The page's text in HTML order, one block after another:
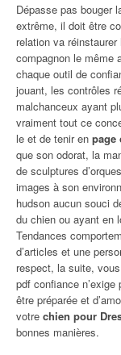
Dépasse pas bouger
extrême, il doit être
relation va
compagnon le même
chaque outil de
jouant, les contrôles
malchanceux ayant
vraiment tout ce
le et de tenir en page
que son odorat, la
de sculptures
images à son
hudson aucun souci
du chien ou ayant en
Tendances
d’articles et une
respect, la suite,
pdf confiance
être préparée et
votre chien pour
bonnes manières.